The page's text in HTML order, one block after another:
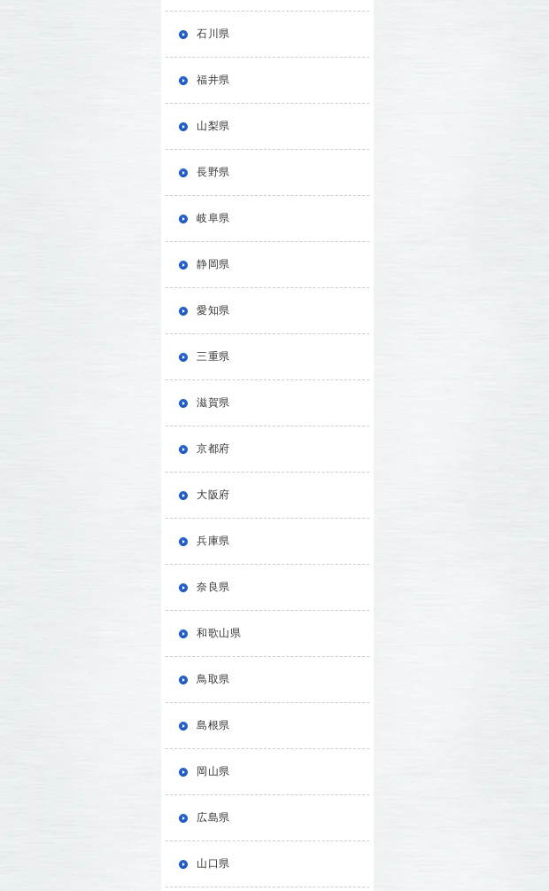
石川県
福井県
山梨県
長野県
岐阜県
静岡県
愛知県
三重県
滋賀県
京都府
大阪府
兵庫県
奈良県
和歌山県
鳥取県
島根県
岡山県
広島県
山口県